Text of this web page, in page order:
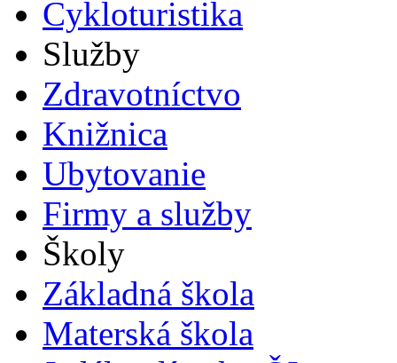
Cykloturistika
Služby
Zdravotníctvo
Knižnica
Ubytovanie
Firmy a služby
Školy
Základná škola
Materská škola